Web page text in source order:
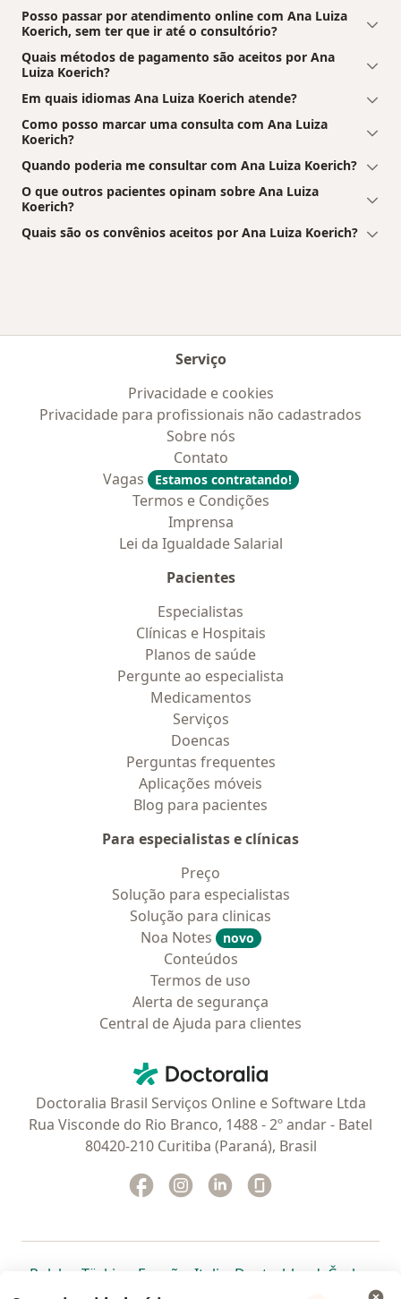
Posso passar por atendimento online com Ana Luiza
Koerich, sem ter que ir até o consultório?
Quais métodos de pagamento são aceitos por Ana
Luiza Koerich?
Em quais idiomas Ana Luiza Koerich atende?
Como posso marcar uma consulta com Ana Luiza
Koerich?
Quando poderia me consultar com Ana Luiza Koerich?
O que outros pacientes opinam sobre Ana Luiza
Koerich?
Quais são os convênios aceitos por Ana Luiza Koerich?
Serviço
Privacidade e cookies
Privacidade para profissionais não cadastrados
Sobre nós
Contato
Vagas
Estamos contratando!
Termos e Condições
Imprensa
Lei da Igualdade Salarial
Pacientes
Especialistas
Clínicas e Hospitais
Planos de saúde
Pergunte ao especialista
Medicamentos
Serviços
Doencas
Perguntas frequentes
Aplicações móveis
Blog para pacientes
Para especialistas e clínicas
Preço
Solução para especialistas
Solução para clinicas
Noa Notes
novo
Conteúdos
Termos de uso
Alerta de segurança
Central de Ajuda para clientes
Doctoralia - Homepage
Doctoralia Brasil Serviços Online e Software Ltda
Rua Visconde do Rio Branco, 1488 - 2º andar - Batel
80420-210 Curitiba (Paraná), Brasil
Facebook
abre num novo separador
Instagram
abre num novo separador
Linkedin
abre num novo
Polska abre num novo separador
Türkiye abre num novo separador
España abre num novo separador
Italia abre num novo
Deutschlandabre num
Česko
abre num novo separador
abre num novo separador
abre num novo separador
abre num novoabre num
abre